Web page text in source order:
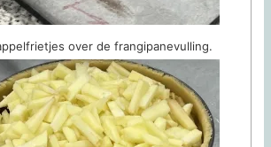
over de frangipanevulling.